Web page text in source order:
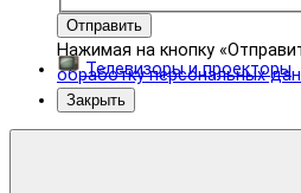
Отправить
Нажимая на кнопку
обработку персональных
Закрыть
Телевизоры и проекторы